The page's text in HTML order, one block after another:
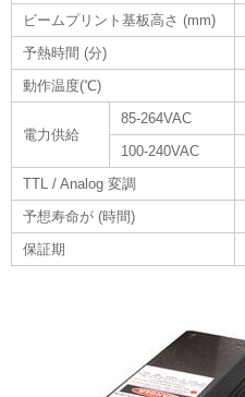
ビームプリント基板高さ (mm)
予熱時間 (分)
動作温度(℃)
電力供給
85-264VAC
100-240VAC
TTL / Analog 変調
予想寿命が (時間)
保証期